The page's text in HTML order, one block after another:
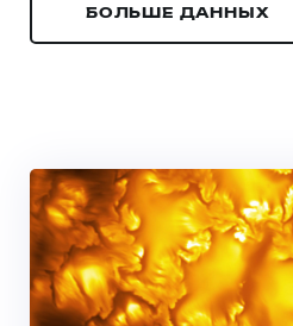
БОЛЬШЕ ДАННЫХ